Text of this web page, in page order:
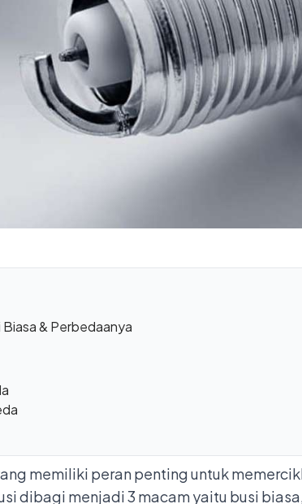
Biasa & Perbedaanya
memiliki peran penting untuk
dibagi menjadi 3 macam yaitu busi